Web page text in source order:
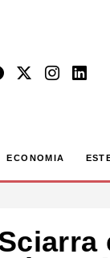
ECONOMIA